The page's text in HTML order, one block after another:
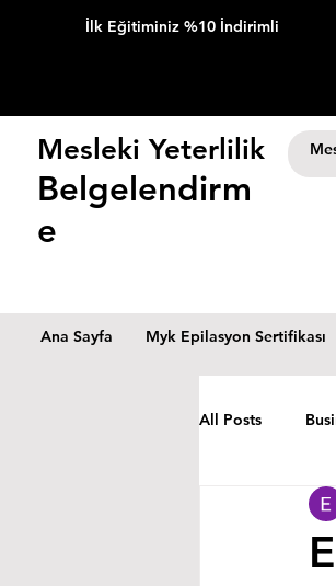
İlk Eğitiminiz %10 İndirimli
Mesleki Yeterlilik
Belgelendirm
e
Ana Sayfa Myk Epilasyon Sertifikası
All Posts